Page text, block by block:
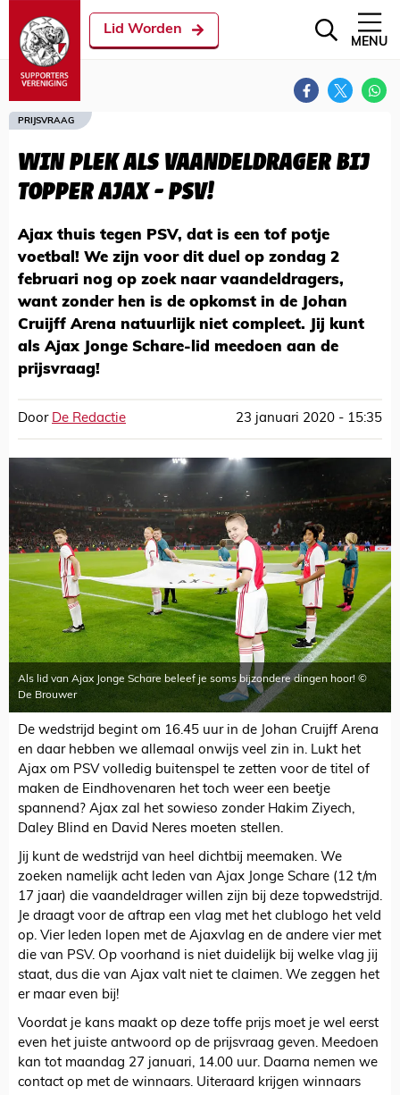
Lid Worden
MENU
PRIJSVRAAG
WIN PLEK ALS VAANDELDRAGER BIJ
TOPPER AJAX - PSV!
Ajax thuis tegen PSV, dat is een tof potje
voetbal! We zijn voor dit duel op zondag 2
februari nog op zoek naar vaandeldragers,
want zonder hen is de opkomst in de Johan
Cruijff Arena natuurlijk niet compleet. Jij kunt
als Ajax Jonge Schare-lid meedoen aan de
prijsvraag!
Door De Redactie 23 januari 2020 - 15:35
Als lid van Ajax Jonge Schare beleef je soms bijzondere dingen hoor! ©
De Brouwer
De wedstrijd begint om 16.45 uur in de Johan Cruijff Arena
en daar hebben we allemaal onwijs veel zin in. Lukt het
Ajax om PSV volledig buitenspel te zetten voor de titel of
maken de Eindhovenaren het toch weer een beetje
spannend? Ajax zal het sowieso zonder Hakim Ziyech,
Daley Blind en David Neres moeten stellen.
Jij kunt de wedstrijd van heel dichtbij meemaken. We
zoeken namelijk acht leden van Ajax Jonge Schare (12 t/m
17 jaar) die vaandeldrager willen zijn bij deze topwedstrijd.
Je draagt voor de aftrap een vlag met het clublogo het veld
op. Vier leden lopen met de Ajaxvlag en de andere vier met
die van PSV. Op voorhand is niet duidelijk bij welke vlag jij
staat, dus die van Ajax valt niet te claimen. We zeggen het
er maar even bij!
Voordat je kans maakt op deze toffe prijs moet je wel eerst
even het juiste antwoord op de prijsvraag geven. Meedoen
kan tot maandag 27 januari, 14.00 uur. Daarna nemen we
contact op met de winnaars. Uiteraard krijgen winnaars